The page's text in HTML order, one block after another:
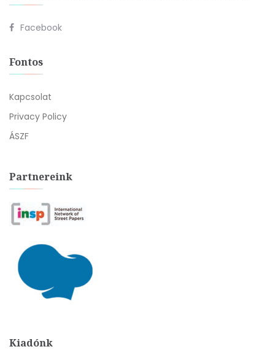
Facebook
Fontos
Kapcsolat
Privacy Policy
ÁSZF
Partnereink
Kiadónk